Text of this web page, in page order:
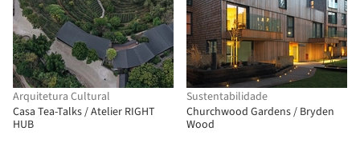
Arquitetura Cultural
Casa Tea-Talks / Atelier RIGHT
HUB
Sustentabilidade
Churchwood Gardens / Bryden
Wood